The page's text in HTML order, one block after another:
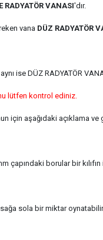
RADYATÖR VANASI'dır.
vana DÜZ RADYATÖR
DÜZ RADYATÖR
lütfen kontrol ediniz.
için aşağıdaki açıklama ve
çapındaki borular bir
sola bir miktar